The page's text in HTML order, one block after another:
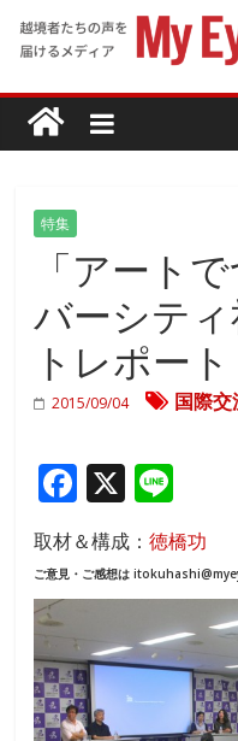
特集
「アート
バーシテ
トレポート
2015/09/04 国際
F
ac
e
b
o
o
k
X
n
e
取材＆構成：徳橋功
ご意見・ご感想は